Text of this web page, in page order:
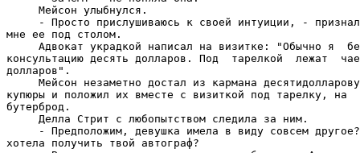
     Мейсон улыбнулся.
- Просто прислушиваюсь к своей интуиции, -
мне ее под столом.
Адвокат украдкой написал на визитке: "Обычно я
консультацию десять долларов. Под  тарелкой  лежат
долларов".
Мейсон незаметно достал из кармана
купюры и положил их вместе с визиткой под тарелку, на
бутерброд.
     Делла Стрит с любопытством следила за ним.
- Предположим, девушка имела в виду совсем
хотела получить твой автограф?